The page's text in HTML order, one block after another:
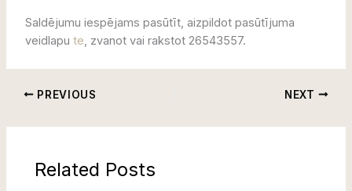
Saldējumu iespējams pasūtīt, aizpildot pasūtījuma
veidlapu te, zvanot vai rakstot 26543557.
PREVIOUS NEXT
Related Posts